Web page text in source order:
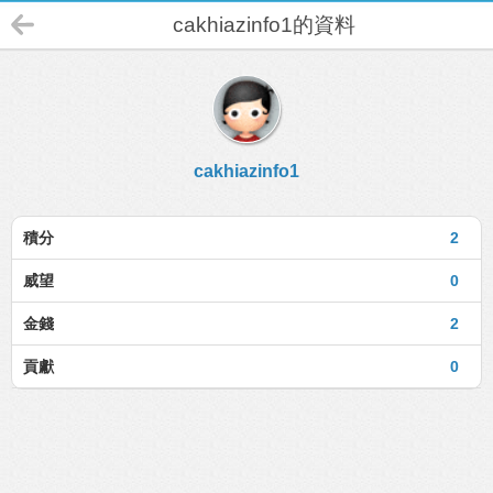
cakhiazinfo1的資料
cakhiazinfo1
2
積分
0
威望
2
金錢
0
貢獻